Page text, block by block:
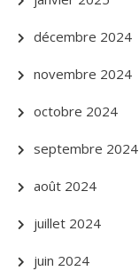
décembre 2024
novembre 2024
octobre 2024
septembre 2024
août 2024
juillet 2024
juin 2024